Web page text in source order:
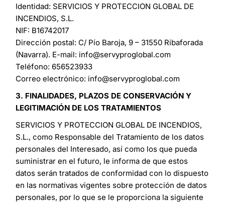
Identidad: SERVICIOS Y PROTECCION GLOBAL DE
INCENDIOS, S.L.
NIF: B16742017
Dirección postal: C/ Pío Baroja, 9 – 31550 Ribaforada
(Navarra). E-mail: info@servyproglobal.com
Teléfono: 656523933
Correo electrónico: info@servyproglobal.com
3. FINALIDADES, PLAZOS DE CONSERVACIÓN Y
LEGITIMACIÓN DE LOS TRATAMIENTOS
SERVICIOS Y PROTECCION GLOBAL DE INCENDIOS,
S.L., como Responsable del Tratamiento de los datos
personales del Interesado, así como los que pueda
suministrar en el futuro, le informa de que estos
datos serán tratados de conformidad con lo dispuesto
en las normativas vigentes sobre protección de datos
personales, por lo que se le proporciona la siguiente